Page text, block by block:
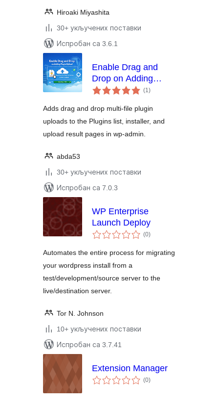
Hiroaki Miyashita
30+ укључених поставки
Испробан са 3.6.1
Enable Drag and
Drop on Adding
Plugin Upload(1укупних
оцена
)
Adds drag and drop multi-file plugin
uploads to the Plugins list, installer, and
upload result pages in wp-admin.
abda53
30+ укључених поставки
Испробан са 7.0.3
WP Enterprise
Launch Deploy
(0укупних
оцена
)
Automates the entire process for migrating
your wordpress install from a
test/development/source server to the
live/destination server.
Tor N. Johnson
10+ укључених поставки
Испробан са 3.7.41
Extension Manager
(0укупних
оцена
)